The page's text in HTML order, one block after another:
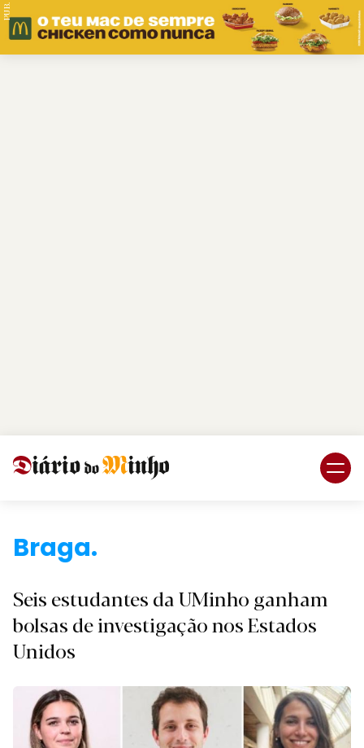
PUB.
Bra
Seis estudantes da UMinho ganham
bolsas de investigação nos Estados
Unidos